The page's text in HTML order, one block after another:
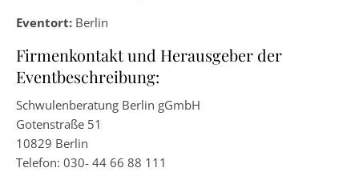
Eventort: Berlin
Firmenkontakt und Herausgeber der
Eventbeschreibung:
Schwulenberatung Berlin gGmbH
Gotenstraße 51
10829 Berlin
Telefon: 030- 44 66 88 111